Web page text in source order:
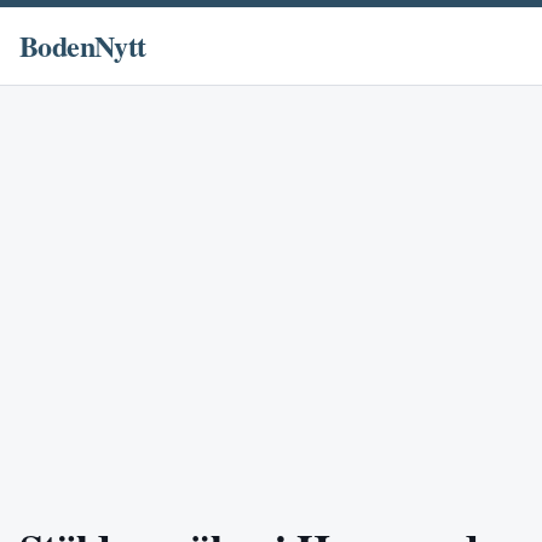
BodenNytt